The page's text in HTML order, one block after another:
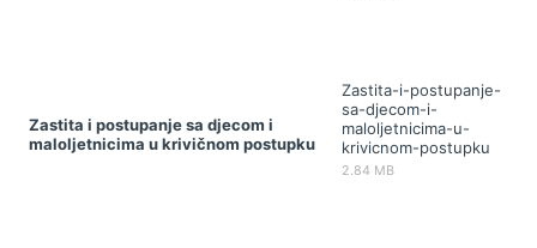
Zastita i postupanje sa djecom i
maloljetnicima u krivičnom postupku
Zastita-i-postupanje-
sa-djecom-i-
maloljetnicima-u-
krivicnom-postupku
2.84 MB